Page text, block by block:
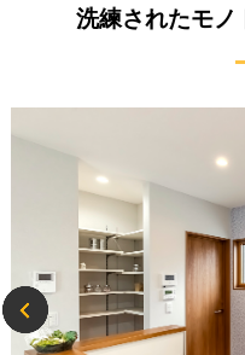
洗練されたモノ